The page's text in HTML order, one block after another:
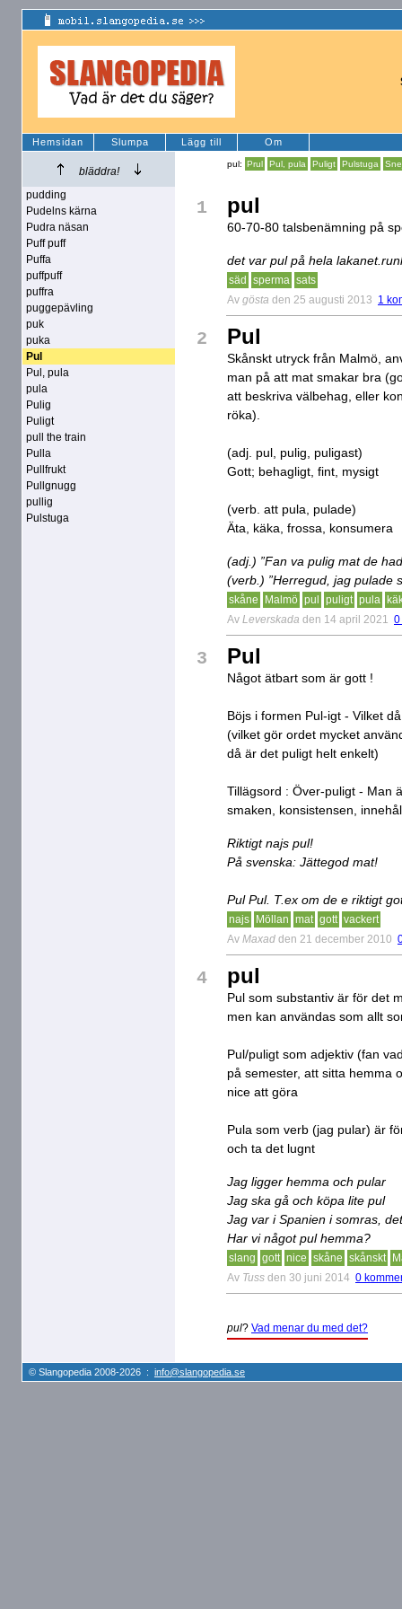
Hemsidan Slumpa Lägg till Om
bläddra!
pudding
Pudelns kärna
Pudra näsan
Puff puff
Puffa
puffpuff
puffra
puggepävling
puk
puka
Pul
Pul, pula
pula
Pulig
Puligt
pull the train
Pulla
Pullfrukt
Pullgnugg
pullig
Pulstuga
pul: Prul Pul, pula Puligt Pulstuga
1 pul
60-70-80 talsbenämning på
det var pul på hela
säd sperma sats
Av gösta den 25 augusti 2013 1
2 Pul
Skånskt utryck från Malmö,
man på att mat smakar bra
att beskriva välbehag, eller
röka).
(adj. pul, pulig, puligast)
Gott; behagligt, fint, mysigt
(verb. att pula, pulade)
Äta, käka, frossa, konsumera
(adj.) ”Fan va pulig mat de
(verb.) ”Herregud, jag pulade
skåne Malmö pul puligt pula
Av Leverskada den 14 april 2021 0
3 Pul
Något ätbart som är gott !
Böjs i formen Pul-igt - Vilket
(vilket gör ordet mycket
då är det puligt helt enkelt)
Tillägsord : Över-puligt - Man
smaken, konsistensen,
Riktigt najs pul!
På svenska: Jättegod mat!
Pul Pul. T.ex om de e riktigt
najs Möllan mat gott vackert
Av Maxad den 21 december 2010
4 pul
Pul som substantiv är för det
men kan användas som allt
Pul/puligt som adjektiv (fan
på semester, att sitta hemma
nice att göra
Pula som verb (jag pular) är
och ta det lugnt
Jag ligger hemma och pular
Jag ska gå och köpa lite pul
Jag var i Spanien i somras,
Har vi något pul hemma?
slang gott nice skåne skånskt
Av Tuss den 30 juni 2014 0
pul? Vad menar du med det?
© Slangopedia 2008-2026 : info@slangopedia.se